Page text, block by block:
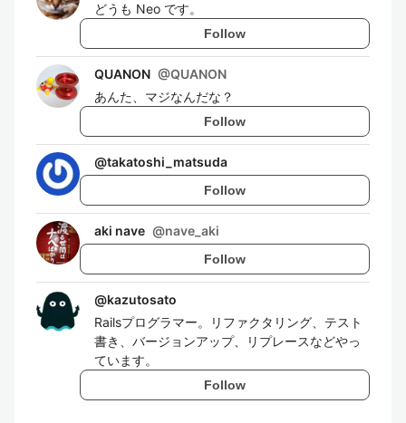
どうも Neo です。
Follow
QUANON @QUANON
あんた、マジなんだな？
Follow
@takatoshi_matsuda
Follow
aki nave @nave_aki
Follow
@kazutosato
Railsプログラマー。リファクタリング、テスト
書き、バージョンアップ、リプレースなどやっ
ています。
Follow